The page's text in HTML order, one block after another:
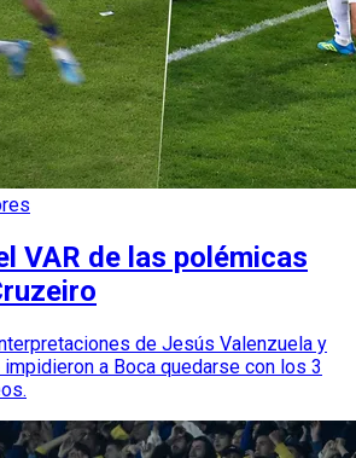
VAR de las polémicas
de Jesús Valenzuela y
a Boca quedarse con los 3